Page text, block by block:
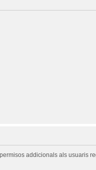
addicionals als usuaris